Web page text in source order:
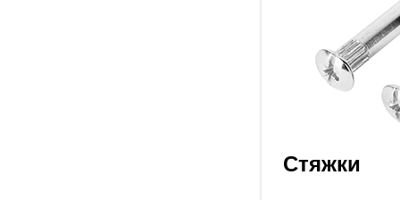
Стяжки